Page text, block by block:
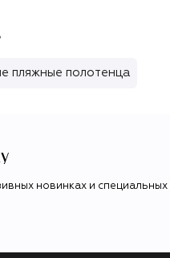
пляжные полотенца
новинках и